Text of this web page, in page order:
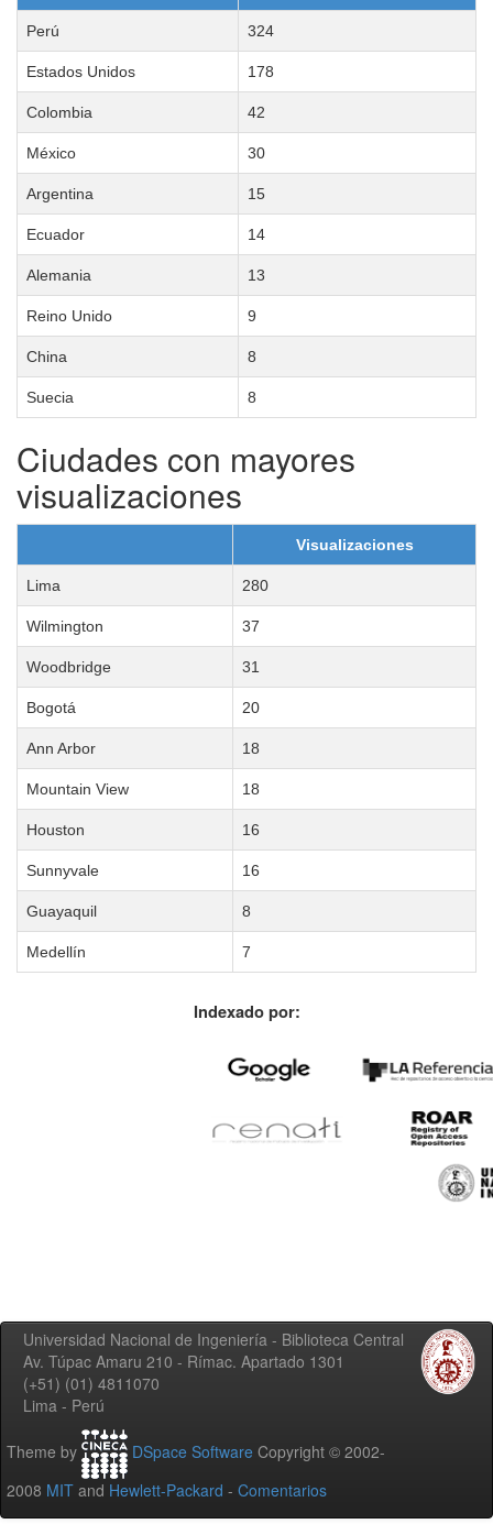
Perú 324
Estados Unidos 178
Colombia 42
México 30
Argentina 15
Ecuador 14
Alemania 13
Reino Unido 9
China 8
Suecia 8
Ciudades con mayores
visualizaciones
Visualizaciones
Lima 280
Wilmington 37
Woodbridge 31
Bogotá 20
Ann Arbor 18
Mountain View 18
Houston 16
Sunnyvale 16
Guayaquil 8
Medellín 7
Indexado por:
Universidad Nacional de Ingeniería - Biblioteca Central
Av. Túpac Amaru 210 - Rímac. Apartado 1301
(+51) (01) 4811070
Lima - Perú
Theme by DSpace Software Copyright © 2002-
2008 MIT and Hewlett-Packard - Comentarios